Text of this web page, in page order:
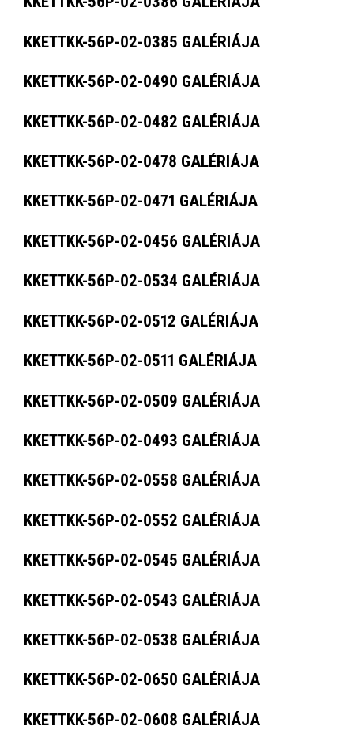
KKETTKK-56P-02-0385 GALÉRIÁJA
KKETTKK-56P-02-0490 GALÉRIÁJA
KKETTKK-56P-02-0482 GALÉRIÁJA
KKETTKK-56P-02-0478 GALÉRIÁJA
KKETTKK-56P-02-0471 GALÉRIÁJA
KKETTKK-56P-02-0456 GALÉRIÁJA
KKETTKK-56P-02-0534 GALÉRIÁJA
KKETTKK-56P-02-0512 GALÉRIÁJA
KKETTKK-56P-02-0511 GALÉRIÁJA
KKETTKK-56P-02-0509 GALÉRIÁJA
KKETTKK-56P-02-0493 GALÉRIÁJA
KKETTKK-56P-02-0558 GALÉRIÁJA
KKETTKK-56P-02-0552 GALÉRIÁJA
KKETTKK-56P-02-0545 GALÉRIÁJA
KKETTKK-56P-02-0543 GALÉRIÁJA
KKETTKK-56P-02-0538 GALÉRIÁJA
KKETTKK-56P-02-0650 GALÉRIÁJA
KKETTKK-56P-02-0608 GALÉRIÁJA